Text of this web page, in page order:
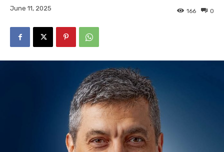
June 11, 2025 0
166